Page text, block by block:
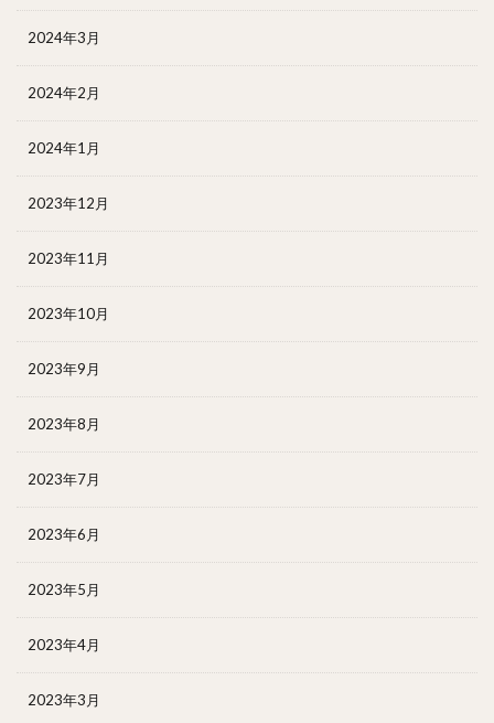
2024年3月
2024年2月
2024年1月
2023年12月
2023年11月
2023年10月
2023年9月
2023年8月
2023年7月
2023年6月
2023年5月
2023年4月
2023年3月